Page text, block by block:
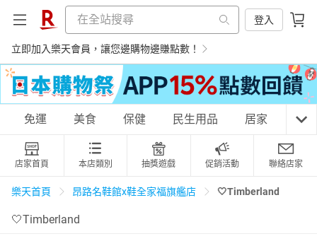
登入
立即加入樂天會員，讓您邊購物邊賺點數！
購物網分類
天天免運 美食蛋糕 養生保健 民生用品
免運 美食 保健 民生用品 居家 3C
店家首頁 本店類別 抽獎遊戲 促銷活動 聯絡店家
樂天首頁 昂路名鞋館x鞋全家福旗艦店 🤍Timberland
🤍Timberland